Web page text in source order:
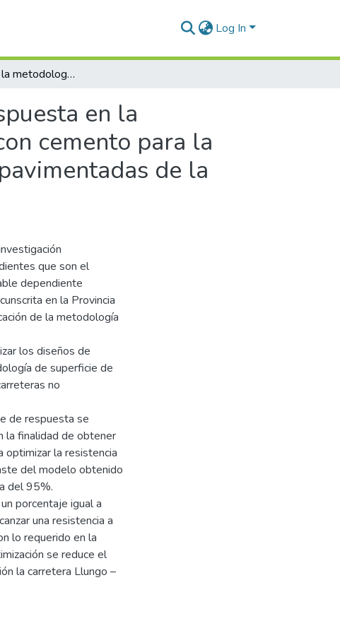
Log In
Aplicación de la metodología de superficie de respuesta en la optimización de diseños de suelos estabilizados con cemento para la conformación de base granular de carreteras no pavimentadas de la Provincia de Puno, 2024
en la
cemento para la
de la
que son el
dependiente
en la Provincia
de la metodología
los diseños de
de superficie de
no
de respuesta se
la finalidad de obtener
optimizar la resistencia
del modelo obtenido
del 95%.
porcentaje igual a
una resistencia a
lo requerido en la
se reduce el
la carretera Llungo –